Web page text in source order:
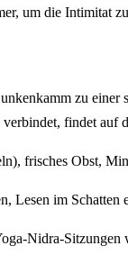
um die Intimitat
zu
findet auf
frisches Obst,
Lesen im
Nidra-